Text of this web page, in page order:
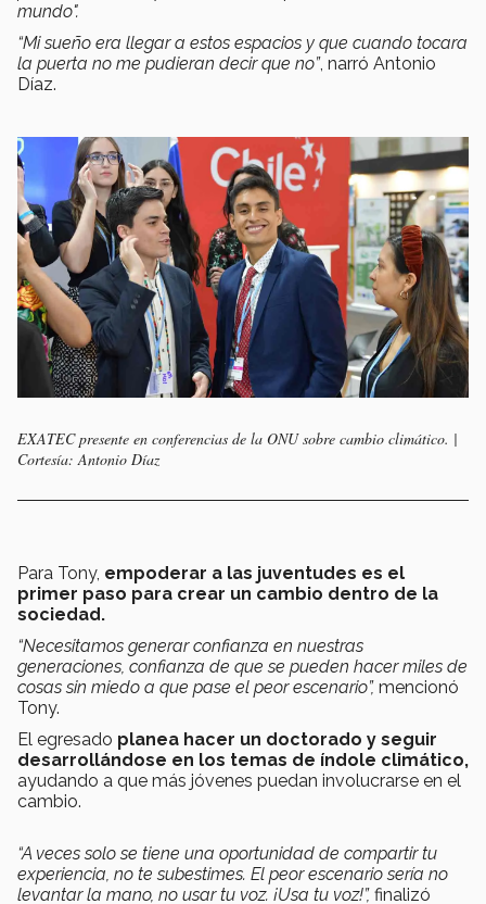
mundo".
“Mi sueño era llegar a estos espacios y que cuando tocara
la puerta no me pudieran decir que no”, narró Antonio
Díaz.
EXATEC presente en conferencias de la ONU sobre cambio climático. |
Cortesía: Antonio Díaz
Para Tony, empoderar a las juventudes es el
primer paso para crear un cambio dentro de la
sociedad.
“Necesitamos generar confianza en nuestras
generaciones, confianza de que se pueden hacer miles de
cosas sin miedo a que pase el peor escenario”, mencionó
Tony.
El egresado planea hacer un doctorado y seguir
desarrollándose en los temas de índole climático,
ayudando a que más jóvenes puedan involucrarse en el
cambio.
“A veces solo se tiene una oportunidad de compartir tu
experiencia, no te subestimes. El peor escenario sería no
levantar la mano, no usar tu voz. ¡Usa tu voz!”, finalizó